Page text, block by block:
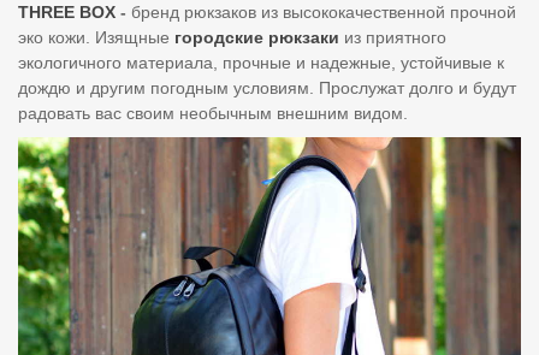
THREE BOX - бренд рюкзаков из высококачественной прочной
эко кожи. Изящные городские рюкзаки из приятного
экологичного материала, прочные и надежные, устойчивые к
дождю и другим погодным условиям. Прослужат долго и будут
радовать вас своим необычным внешним видом.